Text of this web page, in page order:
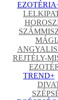
EZOTÉRIA
REJTÉLY-
TREND+